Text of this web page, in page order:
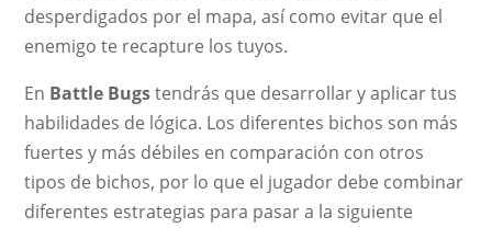
desperdigados por el mapa, así como evitar que el
enemigo te recapture los tuyos.
En Battle Bugstendrás que desarrollar y aplicar tus
habilidades de lógica. Los diferentes bichos son más
fuertes y más débiles en comparación con otros
tipos de bichos, por lo que el jugador debe combinar
diferentes estrategias para pasar a la siguiente